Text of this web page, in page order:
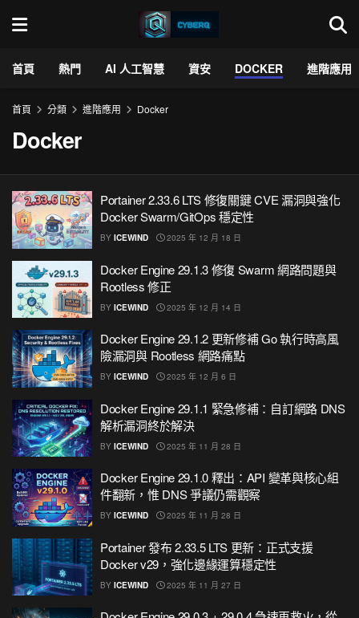
首頁 熱門 AI 人工智慧 資安 DOCKER 進階應用
首頁 分類 進階應用 Docker
Docker
Portainer 2.33.6 LTS 修復關鍵 CVE 漏洞與強化
Docker Swarm/GitOps 穩定性
BY ICEWIND 2025 年 12 月 18 日
Docker Engine 29.1.3 修復 Swarm 網路問題與
Rootless 修正
BY ICEWIND 2025 年 12 月 14 日
Docker Engine 29.1.2 更新修補 Go 執行時高風
險漏洞與 Rootless 網路痛點
BY ICEWIND 2025 年 12 月 6 日
Docker Engine 29.1.1 緊急修補：自訂網路 DNS
解析漏洞終於解決
BY ICEWIND 2025 年 11 月 28 日
Docker Engine 29.1.0 釋出：API 變革與核心組
件翻新，惟 DNS 爭議仍需觀察
BY ICEWIND 2025 年 11 月 28 日
Portainer 發布 2.33.5 LTS 更新：正式支援
Docker v29，強化邊緣運算穩定性
BY ICEWIND 2025 年 11 月 27 日